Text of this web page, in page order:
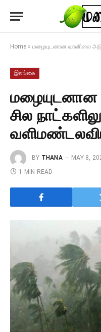
Home » மழையுடனான வானிலை அடுத்த
இலங்கை
சில
BY THANA MAY 8,
1 MIN READ